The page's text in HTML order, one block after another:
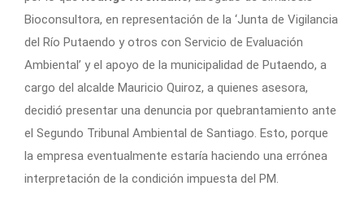
Bioconsultora, en representación de la ‘Junta de Vigilancia
del Río Putaendo y otros con Servicio de Evaluación
Ambiental’ y el apoyo de la municipalidad de Putaendo, a
cargo del alcalde Mauricio Quiroz, a quienes asesora,
decidió presentar una denuncia por quebrantamiento ante
el Segundo Tribunal Ambiental de Santiago. Esto, porque
la empresa eventualmente estaría haciendo una errónea
interpretación de la condición impuesta del PM.